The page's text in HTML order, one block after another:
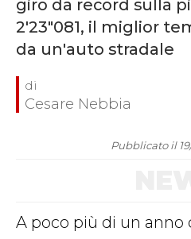
giro da record sulla
2'23"081, il miglior
da un'auto stradale
Cesare Nebbia
Pubblicato il
A poco più di un anno